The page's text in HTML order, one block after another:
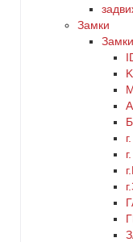
Замки